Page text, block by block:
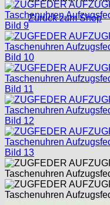
Zurück zum Shop